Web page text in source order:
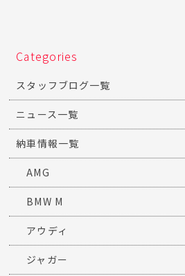
Categories
スタッフブログ一覧
ニュース一覧
納車情報一覧
AMG
BMW M
アウディ
ジャガー